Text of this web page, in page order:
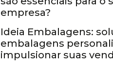
empresa?
Ideia Embalagens:
embalagens
impulsionar suas
Caixas personalizadas